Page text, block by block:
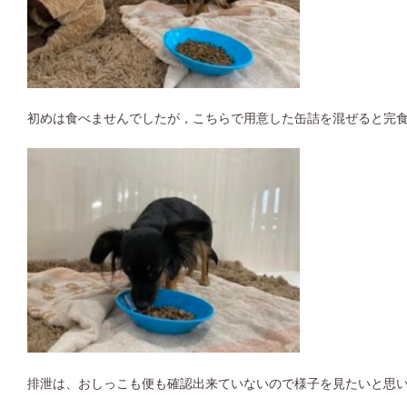
初めは食べませんでしたが，こちらで用意した缶詰を混ぜると完
排泄は、おしっこも便も確認出来ていないので様子を見たいと思